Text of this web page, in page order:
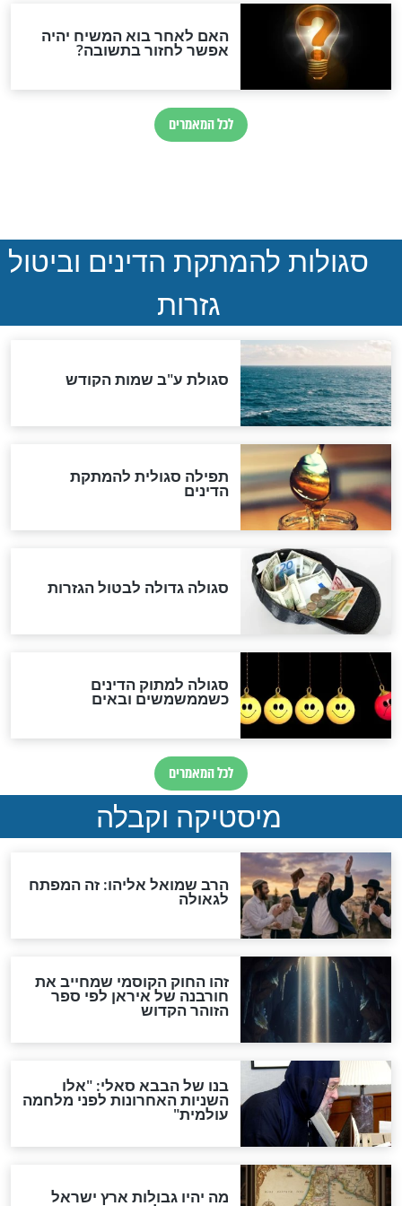
נהרגו בדרום לבנון
ההסכם החשאי של טראמפ
המסמך האבוד שנחשף
הנדיר של הרשב"ם התגלה
"מודה לקב"ה על כל השנים"
לכל המאמרים
אחרית הימים
האם אפשר לחשב את הקץ?
מה יהיה בימות המשיח?
"לפני הגאולה תהיה אפיקורסות
והכחשה גדולה מאוד של
האמונה"
האם לאחר בוא המשיח יהיה
אפשר לחזור בתשובה?
לכל המאמרים